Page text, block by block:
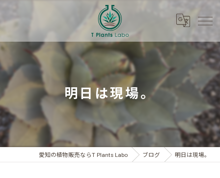
明日は現場。
愛知の植物販売ならT Plants Labo ブログ 明日は現場。